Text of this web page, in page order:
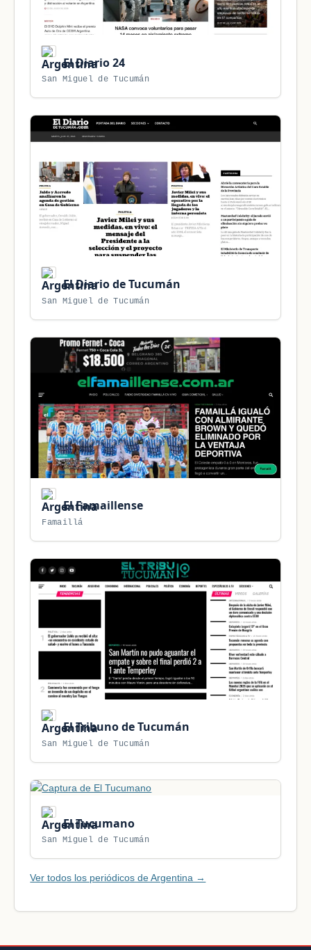
El Diario 24
San Miguel de Tucumán
El Diario de Tucumán
San Miguel de Tucumán
El Famaillense
Famaillá
El Tribuno de Tucumán
San Miguel de Tucumán
El Tucumano
San Miguel de Tucumán
Ver todos los periódicos de Argentina →